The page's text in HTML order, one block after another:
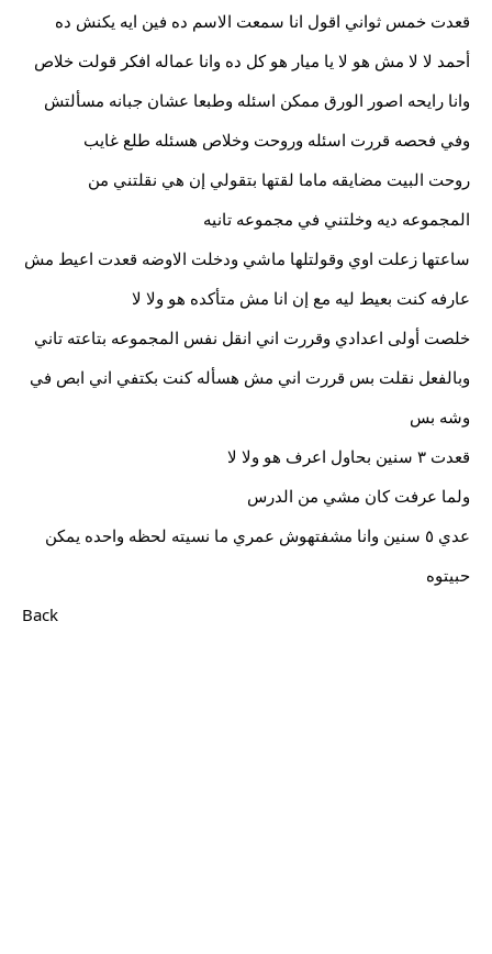
قعدت خمس ثواني اقول انا سمعت الاسم ده فين ايه يكنش ده
أحمد لا لا مش هو لا يا ميار هو كل ده وانا عماله افكر قولت خلاص
وانا رايحه اصور الورق ممكن اسئله وطبعا عشان جبانه مسألتش
وفي فحصه قررت اسئله وروحت وخلاص هسئله طلع غايب
روحت البيت مضايقه ماما لقتها بتقولي إن هي نقلتني من
المجموعه ديه وخلتني في مجموعه تانيه
ساعتها زعلت اوي وقولتلها ماشي ودخلت الاوضه قعدت اعيط مش
عارفه كنت بعيط ليه مع إن انا مش متأكده هو ولا لا
خلصت أولى اعدادي وقررت اني انقل نفس المجموعه بتاعته تاني
وبالفعل نقلت بس قررت اني مش هسأله كنت بكتفي اني ابص في
وشه بس
قعدت ٣ سنين بحاول اعرف هو ولا لا
ولما عرفت كان مشي من الدرس
عدي ٥ سنين وانا مشفتهوش عمري ما نسيته لحظه واحده يمكن
حبيتوه
Back